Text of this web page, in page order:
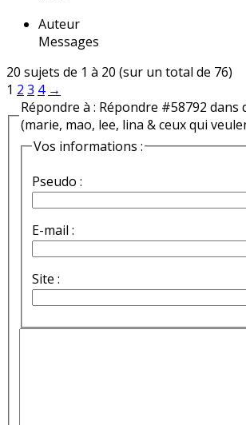
Auteur
Messages
20 sujets de 1 à 20 (sur un total de 76)
1 2 3 4 →
Répondre à : Répondre #58792
(marie, mao, lee, lina & ceux qui
Vos informations :
Pseudo :
E-mail :
Site :